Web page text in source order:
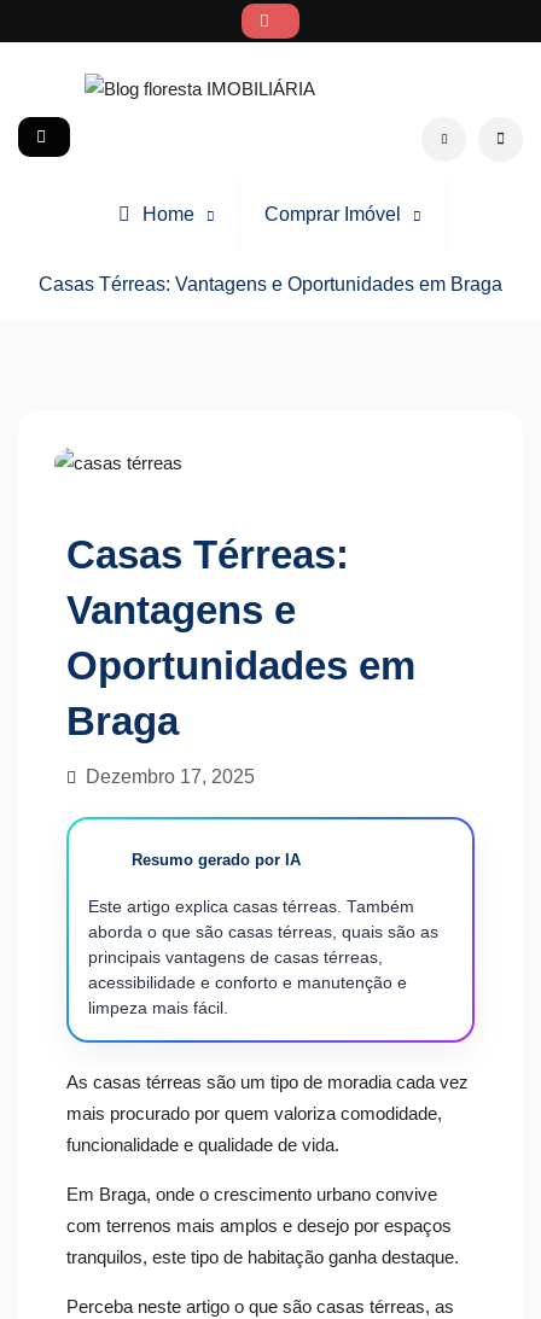
to
Blog floresta IMOBILIÁRIA Search social
Home Comprar Imóvel
Casas Térreas: Vantagens e Oportunidades em Braga
Casas Térreas:
Vantagens e
Oportunidades em
Braga
Dezembro 17, 2025
Resumo gerado por IA
Este artigo explica casas térreas. Também
aborda o que são casas térreas, quais são as
principais vantagens de casas térreas,
acessibilidade e conforto e manutenção e
limpeza mais fácil.
As casas térreas são um tipo de moradia cada vez
mais procurado por quem valoriza comodidade,
funcionalidade e qualidade de vida.
Em Braga, onde o crescimento urbano convive
com terrenos mais amplos e desejo por espaços
tranquilos, este tipo de habitação ganha destaque.
Perceba neste artigo o que são casas térreas, as